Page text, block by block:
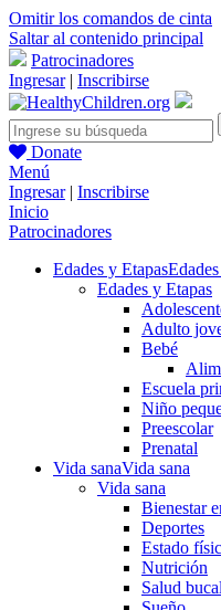
Omitir los comandos de cinta
Saltar al contenido principal
Patrocinadores
Ingresar| Inscribirse
Donate
Menú
Ingresar| Inscribirse
Inicio
Patrocinadores
Edades y Etapas
Edades y Etapas
Adulto
Bebé
Escuela
Niño
Preescolar
Prenatal
Vida sanaVida sana
Vida sana
Bienestar
Deportes
Estado
Nutrición
Salud bucal